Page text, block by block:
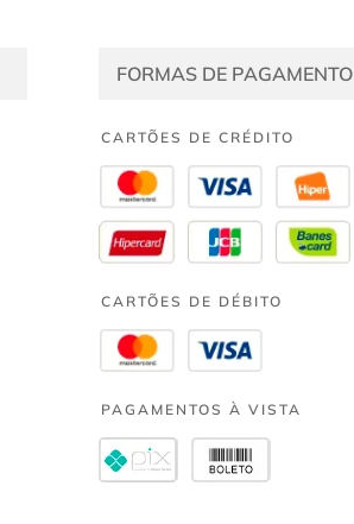
FORMAS DE PAGAMENTO
CARTÕES DE CRÉDITO
CARTÕES DE DÉBITO
PAGAMENTOS À VISTA